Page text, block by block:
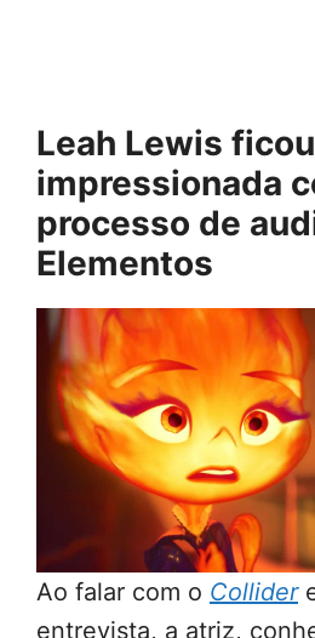
Leah Lewis ficou
impressionada
processo de
Elementos
Ao falar com o Collider
entrevista, a atriz,